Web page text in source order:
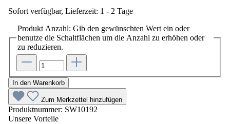
Sofort verfügbar, Lieferzeit: 1 - 2 Tage
Produkt Anzahl: Gib den gewünschten Wert ein oder
benutze die Schaltflächen um die Anzahl zu erhöhen oder
zu reduzieren.
In den Warenkorb
Zum Merkzettel hinzufügen
Produktnummer: SW10192
Unsere Vorteile